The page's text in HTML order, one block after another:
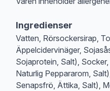
Ingredienser
Vatten, Rörsockersirap,
Äppelcidervinäger,
Sojaprotein, Salt),
Naturlig Peppararom,
Senapsfrö, Ättika, Salt),